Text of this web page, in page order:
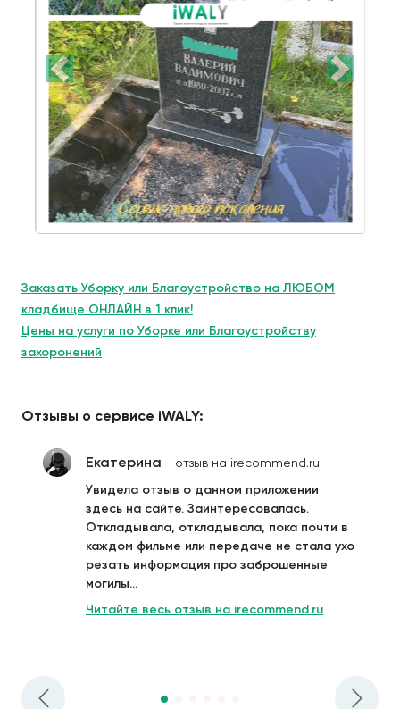
Заказать Уборку или Благоустройство на ЛЮБОМ
кладбище ОНЛАЙН в 1 клик!
Цены на услуги по Уборке или Благоустройству
захоронений
Отзывы о сервисе iWALY:
Екатерина - отзыв на irecommend.ru
Увидела отзыв о данном приложении
здесь на сайте. Заинтересовалась.
Откладывала, откладывала, пока почти в
каждом фильме или передаче не стала ухо
резать информация про заброшенные
могилы...
Читайте весь отзыв на irecommend.ru